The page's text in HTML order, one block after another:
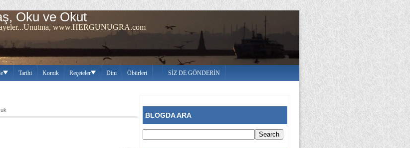
Oku ve Okut
www.HERGUNUGRA.com
Tarihi Komik Reçeteler Dini Öbürleri SİZ DE GÖNDERİN
BLOGDA ARA